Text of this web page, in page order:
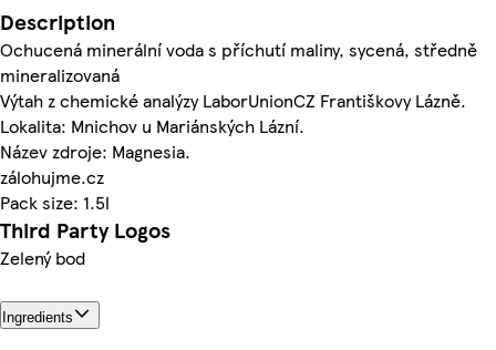
Description
Ochucená minerální voda s příchutí maliny, sycená, středně
mineralizovaná
Výtah z chemické analýzy LaborUnionCZ Františkovy Lázně.
Lokalita: Mnichov u Mariánských Lázní.
Název zdroje: Magnesia.
zálohujme.cz
Pack size: 1.5l
Third Party Logos
Zelený bod
Ingredients